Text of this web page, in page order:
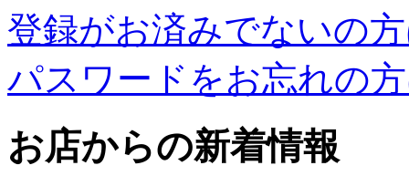
登録がお済みでないの
パスワードをお忘れの
お店からの新着情報